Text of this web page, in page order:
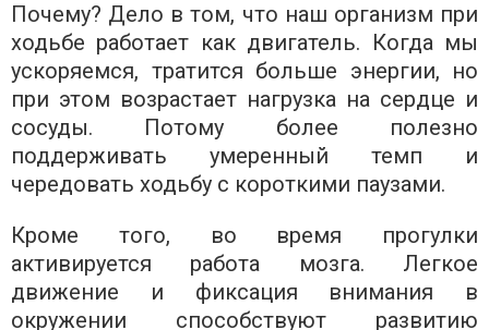
Почему? Дело в том, что наш организм при
ходьбе работает как двигатель. Когда мы
ускоряемся, тратится больше энергии, но
при этом возрастает нагрузка на сердце и
сосуды. Потому более полезно
поддерживать умеренный темп и
чередовать ходьбу с короткими паузами.
Кроме того, во время прогулки
активируется работа мозга. Легкое
движение и фиксация внимания в
окружении способствуют развитию